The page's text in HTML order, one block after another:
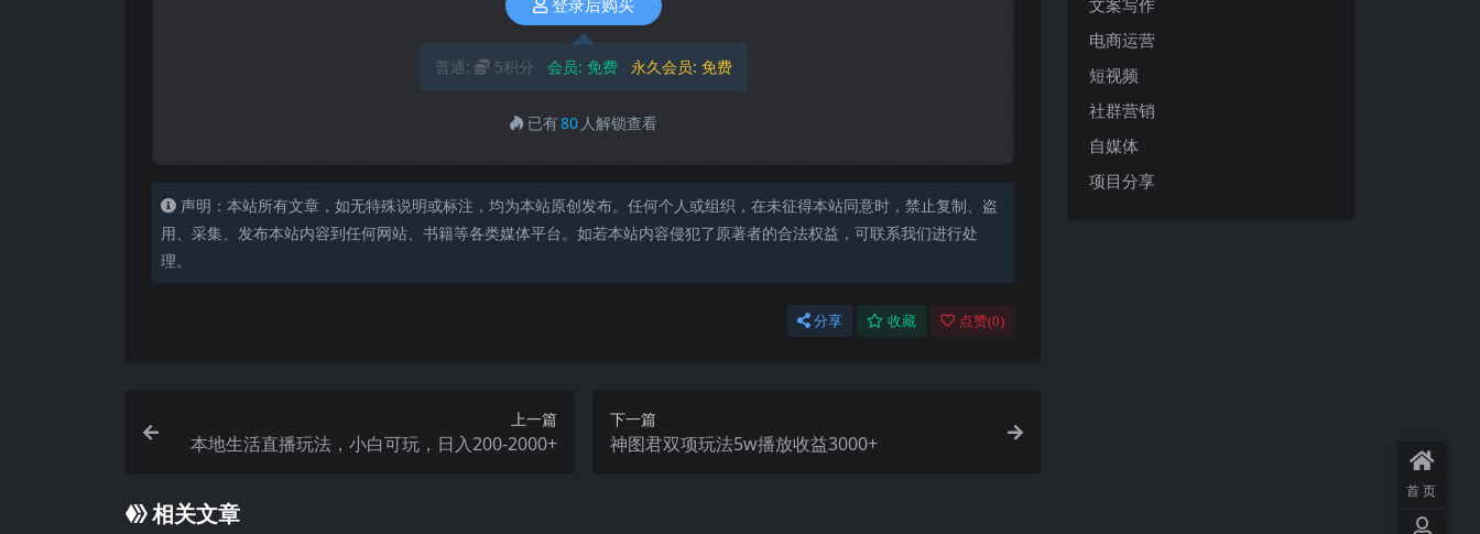
登录后购买
普通: 5积分 会员: 免费 永久会员: 免费
已有80 人解锁查看
声明：本站所有文章，如无特殊说明或标注，均为本站原创发布。任何个人或组织，在未征得本站同意时，禁止复制、盗
用、采集、发布本站内容到任何网站、书籍等各类媒体平台。如若本站内容侵犯了原著者的合法权益，可联系我们进行处
理。
分享 收藏 点赞(0)
上一篇
本地生活直播玩法，小白可玩，日入200-2000+
下一篇
神图君双项玩法5w播放收益3000+
相关文章
电商运营
短视频
社群营销
自媒体
项目分享
首页